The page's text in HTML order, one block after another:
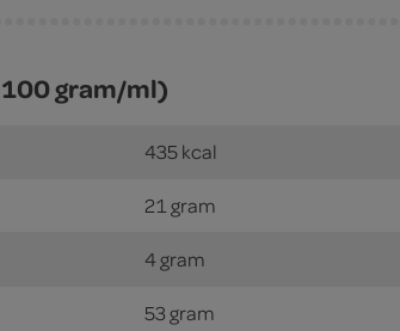
gram/ml)
435 kcal
21 gram
4 gram
53 gram